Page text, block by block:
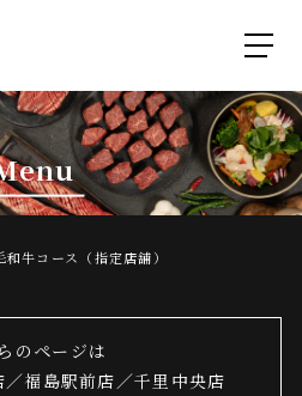
コース（指定店舗）
のページは
福島駅前店／千里中央店